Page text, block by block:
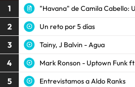
1 "Havana" de Camila Cabello:
2 Un reto por 5 días
3 Tainy, J Balvin - Agua
4 Mark Ronson - Uptown Funk
5 Entrevistamos a Aldo Ranks